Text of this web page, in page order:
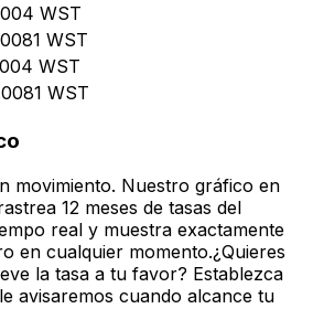
WST
WST
WST
WST
movimiento. Nuestro gráfico en
12 meses de tasas del
real y muestra exactamente
en cualquier momento.¿Quieres
la tasa a tu favor? Establezca
avisaremos cuando alcance tu